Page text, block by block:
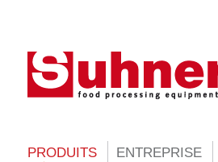
PRODUITS ENTREPRISE